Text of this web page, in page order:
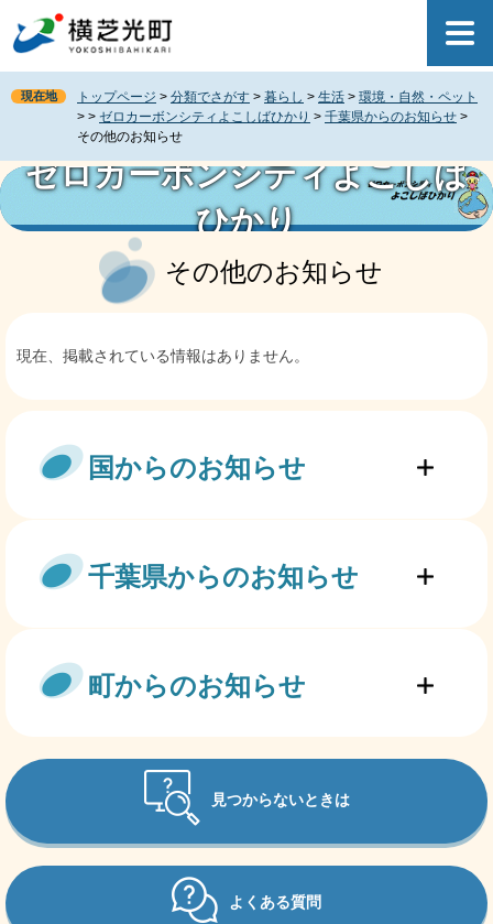
ジ
先
す
。
ュ
を
し
て
本
現在地 トップページ > 分類でさがす > 暮らし > 生活 > 環境・自然・ペット
> > ゼロカーボンシティよこしばひかり > 千葉県からのお知らせ >
その他のお知らせ
ゼロカーボンシティよこしば
ひかり
その他のお知らせ
現在、掲載されている情報はありません。
国からのお知らせ
千葉県からのお知らせ
町からのお知らせ
見つからないときは
よくある質問